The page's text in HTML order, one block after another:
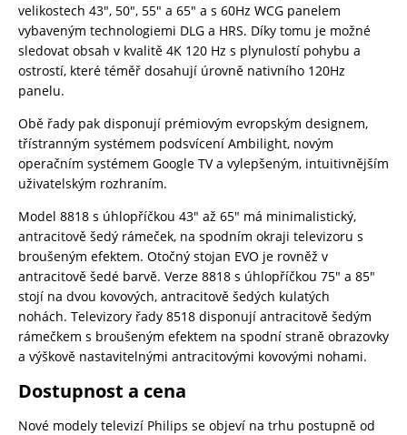
velikostech 43″, 50″, 55″ a 65″ a s 60Hz WCG panelem
vybaveným technologiemi DLG a HRS. Díky tomu je možné
sledovat obsah v kvalitě 4K 120 Hz s plynulostí pohybu a
ostrostí, které téměř dosahují úrovně nativního 120Hz
panelu.
Obě řady pak disponují prémiovým evropským designem,
třístranným systémem podsvícení Ambilight, novým
operačním systémem Google TV a vylepšeným, intuitivnějším
uživatelským rozhraním.
Model 8818 s úhlopříčkou 43″ až 65″ má minimalistický,
antracitově šedý rámeček, na spodním okraji televizoru s
broušeným efektem. Otočný stojan EVO je rovněž v
antracitově šedé barvě. Verze 8818 s úhlopříčkou 75″ a 85″
stojí na dvou kovových, antracitově šedých kulatých
nohách. Televizory řady 8518 disponují antracitově šedým
rámečkem s broušeným efektem na spodní straně obrazovky
a výškově nastavitelnými antracitovými kovovými nohami.
Dostupnost a cena
Nové modely televizí Philips se objeví na trhu postupně od